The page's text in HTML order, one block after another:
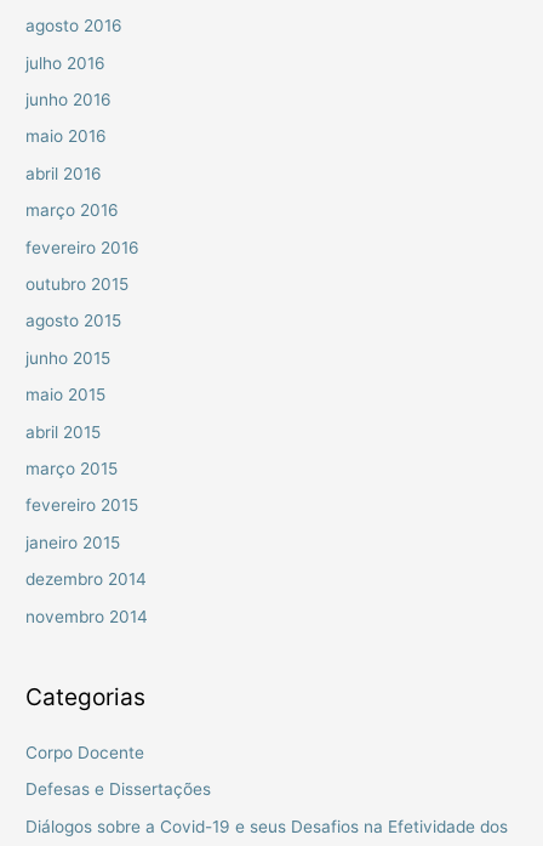
agosto 2016
julho 2016
junho 2016
maio 2016
abril 2016
março 2016
fevereiro 2016
outubro 2015
agosto 2015
junho 2015
maio 2015
abril 2015
março 2015
fevereiro 2015
janeiro 2015
dezembro 2014
novembro 2014
Categorias
Corpo Docente
Defesas e Dissertações
Diálogos sobre a Covid-19 e seus Desafios na Efetividade dos